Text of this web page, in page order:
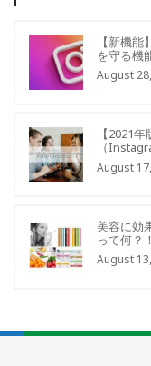
【新機
を守る機
August
【2021
（
August
美容に効
って何？！
August